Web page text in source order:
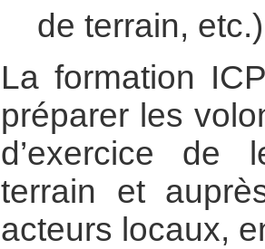
de terrain,
La formation
préparer les
d’exercice de
terrain et
acteurs locaux,